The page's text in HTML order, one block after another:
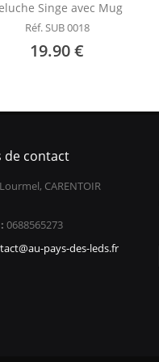
Singe avec Mug
Réf. SUB 0018
19.90 €
de contact
CARENTOIR
0688565273
pays-des-leds.fr